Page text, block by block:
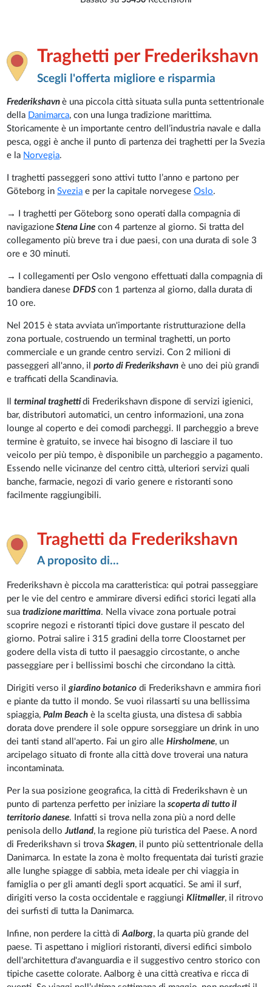
Traghetti per Frederikshavn
Scegli l'offerta migliore e risparmia
Frederikshavnè una piccola città situata sulla punta settentrionale
della Danimarca, con una lunga tradizione marittima.
Storicamente è un importante centro dell’industria navale e dalla
pesca, oggi è anche il punto di partenza dei traghetti per la Svezia
e la Norvegia.
I traghetti passeggeri sono attivi tutto l’anno e partono per
Göteborg inSvezia e per la capitale norvegeseOslo.
→ I traghetti per Göteborg sono operati dalla compagnia di
navigazione Stena Line con 4 partenze al giorno. Si tratta del
collegamento più breve tra i due paesi, con una durata di sole 3
ore e 30 minuti.
→ I collegamenti per Oslo vengono effettuati dalla compagnia di
bandiera daneseDFDScon 1 partenza al giorno, dalla durata di
10 ore.
Nel 2015 è stata avviata un'importante ristrutturazione della
zona portuale, costruendo un terminal traghetti, un porto
commerciale e un grande centro servizi. Con 2 milioni di
passeggeri all'anno, ilporto di Frederikshavn è uno dei più grandi
e trafficati della Scandinavia.
Ilterminal traghettidi Frederikshavn dispone di servizi igienici,
bar, distributori automatici, un centro informazioni, una zona
lounge al coperto e dei comodi parcheggi. Il parcheggio a breve
termine è gratuito, se invece hai bisogno di lasciare il tuo
veicolo per più tempo, è disponibile un parcheggio a pagamento.
Essendo nelle vicinanze del centro città, ulteriori servizi quali
banche, farmacie, negozi di vario genere e ristoranti sono
facilmente raggiungibili.
Traghetti da Frederikshavn
A proposito di...
Frederikshavn è piccola ma caratteristica: qui potrai passeggiare
per le vie del centro e ammirare diversi edifici storici legati alla
suatradizione marittima. Nella vivace zona portuale potrai
scoprire negozi e ristoranti tipici dove gustare il pescato del
giorno. Potrai salire i 315 gradini della torre Cloostarnet per
godere della vista di tutto il paesaggio circostante, o anche
passeggiare per i bellissimi boschi che circondano la città.
Dirigiti verso ilgiardino botanico di Frederikshavn e ammira fiori
e piante da tutto il mondo. Se vuoi rilassarti su una bellissima
spiaggia,Palm Beach è la scelta giusta, una distesa di sabbia
dorata dove prendere il sole oppure sorseggiare un drink in uno
dei tanti stand all'aperto. Fai un giro alleHirsholmene, un
arcipelago situato di fronte alla città dove troverai una natura
incontaminata.
Per la sua posizione geografica, la città di Frederikshavn è un
punto di partenza perfetto per iniziare lascoperta di tutto il
territorio danese. Infatti si trova nella zona più a nord delle
penisola delloJutland, la regione più turistica del Paese. A nord
di Frederikshavn si trovaSkagen, il punto più settentrionale della
Danimarca. In estate la zona è molto frequentata dai turisti grazie
alle lunghe spiagge di sabbia, meta ideale per chi viaggia in
famiglia o per gli amanti degli sport acquatici. Se ami il surf,
dirigiti verso la costa occidentale e raggiungiKlitmøller, il ritrovo
dei surfisti di tutta la Danimarca.
Infine, non perdere la città diAalborg, la quarta più grande del
paese. Ti aspettano i migliori ristoranti, diversi edifici simbolo
dell'architettura d'avanguardia e il suggestivo centro storico con
tipiche casette colorate. Aalborg è una città creativa e ricca di